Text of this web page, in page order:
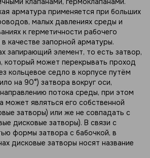
арматура применяется при больших
малых давлениях среды и
к герметичности рабочего
качестве запорной арматуры.
запирающий элемент, то есть затвор,
который может перекрывать проход
кольцевое седло в корпусе путём
на 90°) затвора вокруг оси,
потока среды, при этом
может являться его собственной
затворы) или же не совпадать с
дисковые затворы). В связи с
формы затвора с бабочкой, в
дисковые затворы носят название